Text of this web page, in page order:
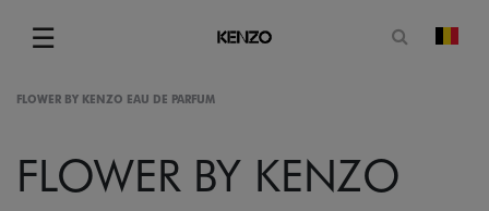
☰
Menu
Ouvrir
FLOWER BY KENZO EAU DE PARFUM
FLOWER BY KENZO